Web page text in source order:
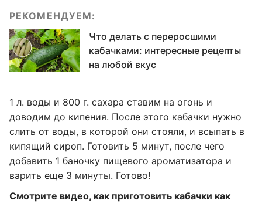
РЕКОМЕНДУЕМ:
Что делать с переросшими
кабачками: интересные рецепты
на любой вкус
1 л. воды и 800 г. сахара ставим на огонь и
доводим до кипения. После этого кабачки нужно
слить от воды, в которой они стояли, и всыпать в
кипящий сироп. Готовить 5 минут, после чего
добавить 1 баночку пищевого ароматизатора и
варить еще 3 минуты. Готово!
Смотрите видео, как приготовить кабачки как